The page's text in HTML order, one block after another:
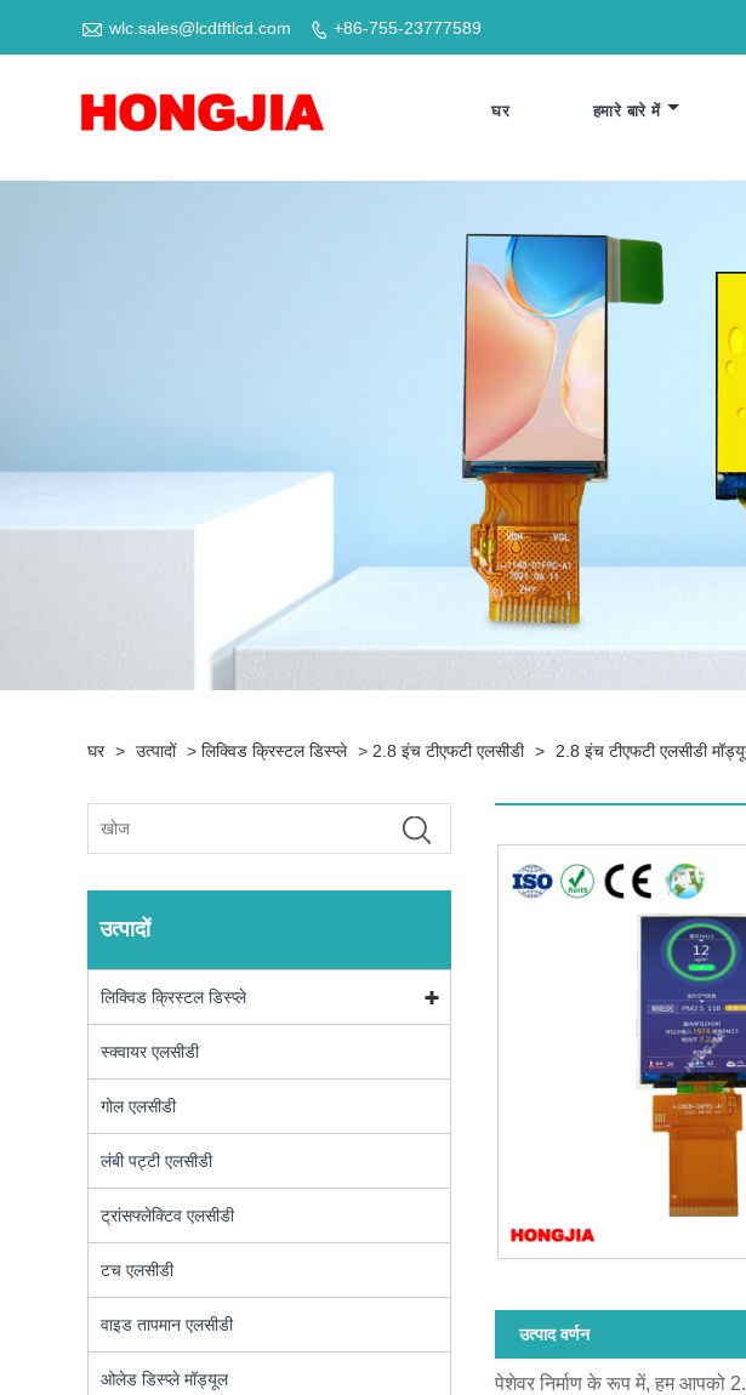
 wlc.sales@lcdtftlcd.com  +86-755-23777589
घर हमारे बारे में
घर > उत्पादों > लिक्विड क्रिस्टल डिस्प्ले > 2.8 इंच टीएफटी एलसीडी > 2.8 इंच टीएफटी एलसीडी
उत्पादों
लिक्विड क्रिस्टल डिस्प्ले
स्क्वायर एलसीडी
गोल एलसीडी
लंबी पट्टी एलसीडी
ट्रांसफ्लेक्टिव एलसीडी
टच एलसीडी
वाइड तापमान एलसीडी
ओलेड डिस्प्ले मॉड्यूल
उत्पाद वर्णन
पेशेवर निर्माण के रूप में, हम आपको